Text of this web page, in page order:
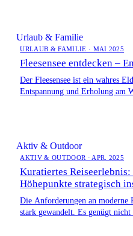
Urlaub & Familie
URLAUB & FAMILIE · MAI 2025
Fleesensee entdecken –
Der Fleesensee ist ein wahres
Entspannung und Erholung am
Aktiv & Outdoor
AKTIV & OUTDOOR · APR. 2025
Kuratiertes
Höhepunkte strategisch
Die Anforderungen an moderne
stark gewandelt. Es genügt nicht